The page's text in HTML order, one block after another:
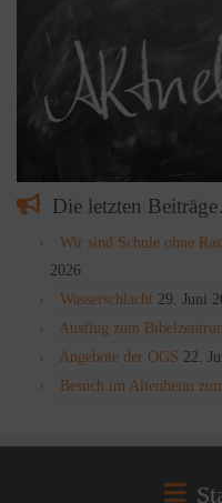
Die letzten
Wir sind Schule ohne
2026
Wasserschlacht 29. Juni
Ausflug zum
Angebote der OGS 22.
Besuch im Altenheim